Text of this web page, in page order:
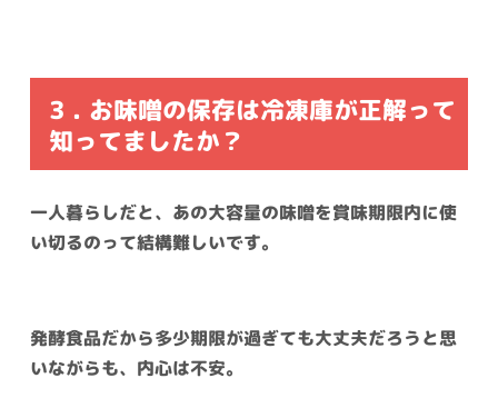
3 . お味噌の保存は冷凍庫が正解って
知ってましたか？
一人暮らしだと、あの大容量の味噌を賞味期限内に使
い切るのって結構難しいです。
発酵食品だから多少期限が過ぎても大丈夫だろうと思
いながらも、内心は不安。